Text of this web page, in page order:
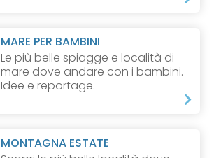
MARE PER BAMBINI
Le più belle spiagge e località di
mare dove andare con i bambini.
Idee e reportage.
MONTAGNA ESTATE